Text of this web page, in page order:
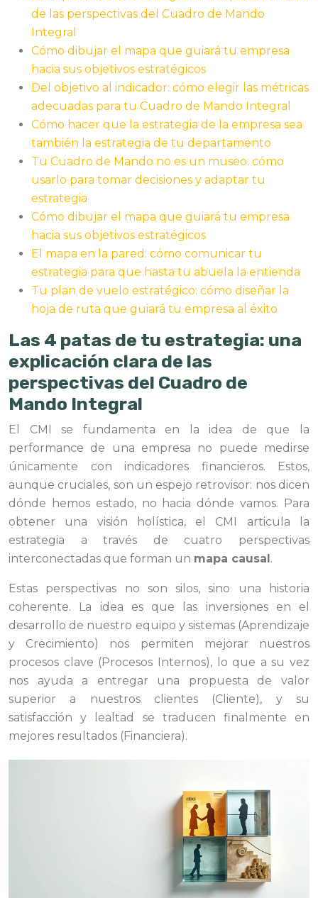
de las perspectivas del Cuadro de Mando
Integral
Cómo dibujar el mapa que guiará tu empresa
hacia sus objetivos estratégicos
Del objetivo al indicador: cómo elegir las métricas
adecuadas para tu Cuadro de Mando Integral
Cómo hacer que la estrategia de la empresa sea
también la estrategia de tu departamento
Tu Cuadro de Mando no es un museo: cómo
usarlo para tomar decisiones y adaptar tu
estrategia
Cómo dibujar el mapa que guiará tu empresa
hacia sus objetivos estratégicos
El mapa en la pared: cómo comunicar tu
estrategia para que hasta tu abuela la entienda
Tu plan de vuelo estratégico: cómo diseñar la
hoja de ruta que guiará tu empresa al éxito
Las 4 patas de tu estrategia: una
explicación clara de las
perspectivas del Cuadro de
Mando Integral
El CMI se fundamenta en la idea de que la
performance de una empresa no puede medirse
únicamente con indicadores financieros. Estos,
aunque cruciales, son un espejo retrovisor: nos dicen
dónde hemos estado, no hacia dónde vamos. Para
obtener una visión holística, el CMI articula la
estrategia a través de cuatro perspectivas
interconectadas que forman un mapa causal.
Estas perspectivas no son silos, sino una historia
coherente. La idea es que las inversiones en el
desarrollo de nuestro equipo y sistemas (Aprendizaje
y Crecimiento) nos permiten mejorar nuestros
procesos clave (Procesos Internos), lo que a su vez
nos ayuda a entregar una propuesta de valor
superior a nuestros clientes (Cliente), y su
satisfacción y lealtad se traducen finalmente en
mejores resultados (Financiera).